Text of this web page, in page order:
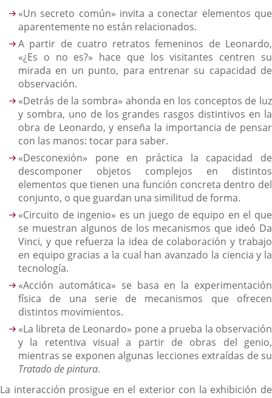
«Un secreto común» invita a conectar elementos que
aparentemente no están relacionados.
A partir de cuatro retratos femeninos de Leonardo,
«¿Es o no es?» hace que los visitantes centren su
mirada en un punto, para entrenar su capacidad de
observación.
«Detrás de la sombra» ahonda en los conceptos de luz
y sombra, uno de los grandes rasgos distintivos en la
obra de Leonardo, y enseña la importancia de pensar
con las manos: tocar para saber.
«Desconexión» pone en práctica la capacidad de
descomponer objetos complejos en distintos
elementos que tienen una función concreta dentro del
conjunto, o que guardan una similitud de forma.
«Circuito de ingenio» es un juego de equipo en el que
se muestran algunos de los mecanismos que ideó Da
Vinci, y que refuerza la idea de colaboración y trabajo
en equipo gracias a la cual han avanzado la ciencia y la
tecnología.
«Acción automática» se basa en la experimentación
física de una serie de mecanismos que ofrecen
distintos movimientos.
«La libreta de Leonardo» pone a prueba la observación
y la retentiva visual a partir de obras del genio,
mientras se exponen algunas lecciones extraídas de su
Tratado de pintura.
La interacción prosigue en el exterior con la exhibición de